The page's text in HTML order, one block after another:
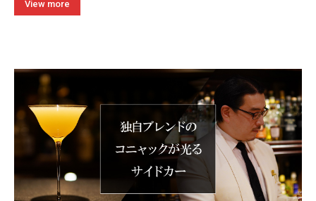
View more